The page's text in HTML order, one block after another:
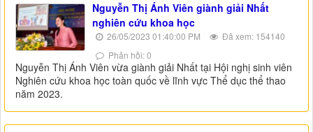
Nguyễn Thị Ánh Viên giành giải Nhất
nghiên cứu khoa học
26/05/2023 01:40:00 PM
Đã xem: 154140
Phản hồi: 0
Nguyễn Thị Ánh Viên vừa giành giải Nhất tại Hội nghị sinh viên
Nghiên cứu khoa học toàn quốc về lĩnh vực Thể dục thể thao
năm 2023.